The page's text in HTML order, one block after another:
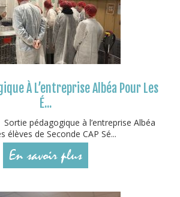
À L’entreprise Albéa Pour Les
É...
pédagogique à l’entreprise Albéa
élèves de Seconde CAP Sé...
En savoir plus